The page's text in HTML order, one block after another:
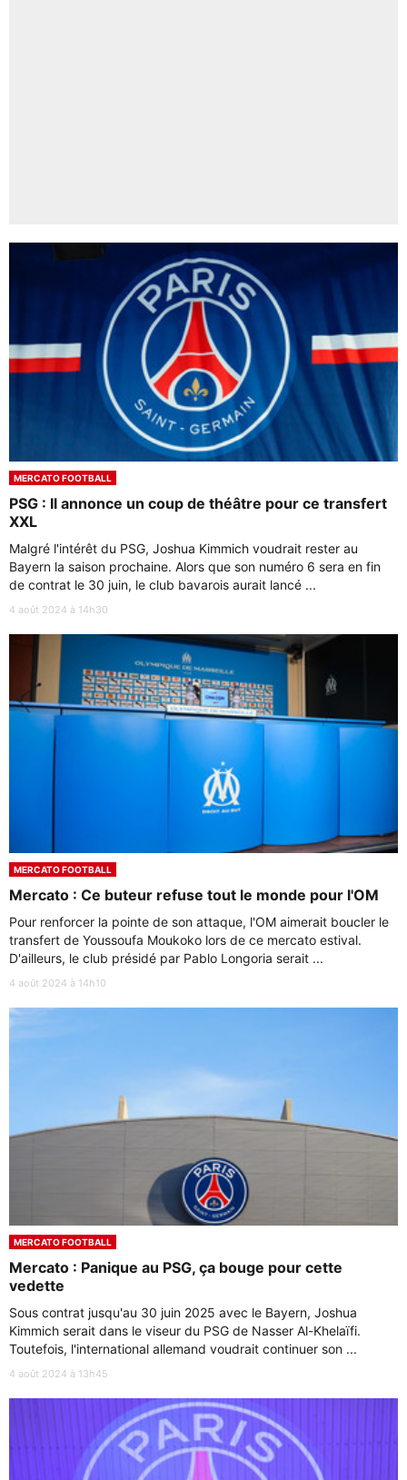
MERCATO FOOTBALL
PSG : Il annonce un coup de théâtre pour ce transfert
XXL
Malgré l'intérêt du PSG, Joshua Kimmich voudrait rester au
Bayern la saison prochaine. Alors que son numéro 6 sera en fin
de contrat le 30 juin, le club bavarois aurait lancé ...
4 août 2024 à 14h30
MERCATO FOOTBALL
Mercato : Ce buteur refuse tout le monde pour l'OM
Pour renforcer la pointe de son attaque, l'OM aimerait boucler le
transfert de Youssoufa Moukoko lors de ce mercato estival.
D'ailleurs, le club présidé par Pablo Longoria serait ...
4 août 2024 à 14h10
MERCATO FOOTBALL
Mercato : Panique au PSG, ça bouge pour cette
vedette
Sous contrat jusqu'au 30 juin 2025 avec le Bayern, Joshua
Kimmich serait dans le viseur du PSG de Nasser Al-Khelaïfi.
Toutefois, l'international allemand voudrait continuer son ...
4 août 2024 à 13h45